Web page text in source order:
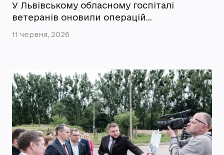
У Львівському обласному госпіталі
ветеранів оновили операцій…
11 червня, 2026